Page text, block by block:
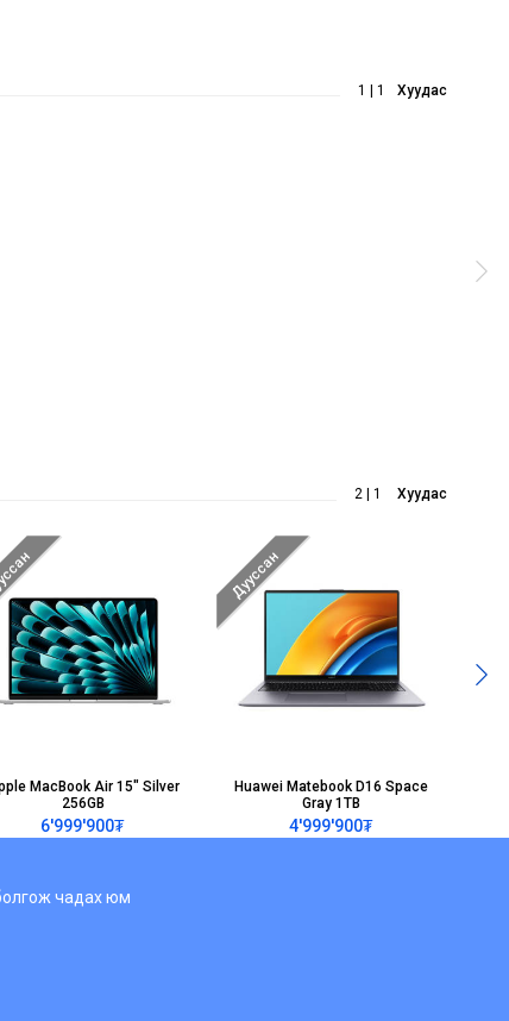
1 | 1 Хуудас
MacBook Air 15" Silver
256GB
6'999'900₮
Дууссан
Huawei Matebook D16 Space
Gray 1TB
4'999'900₮
2 | 1 Хуудас
чадах юм